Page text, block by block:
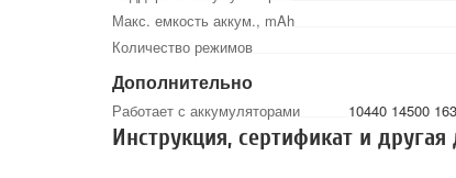
Макс. емкость аккум., mAh
Количество режимов
Дополнительно
Работает с аккумуляторами 10440 14500
Инструкция, сертификат и